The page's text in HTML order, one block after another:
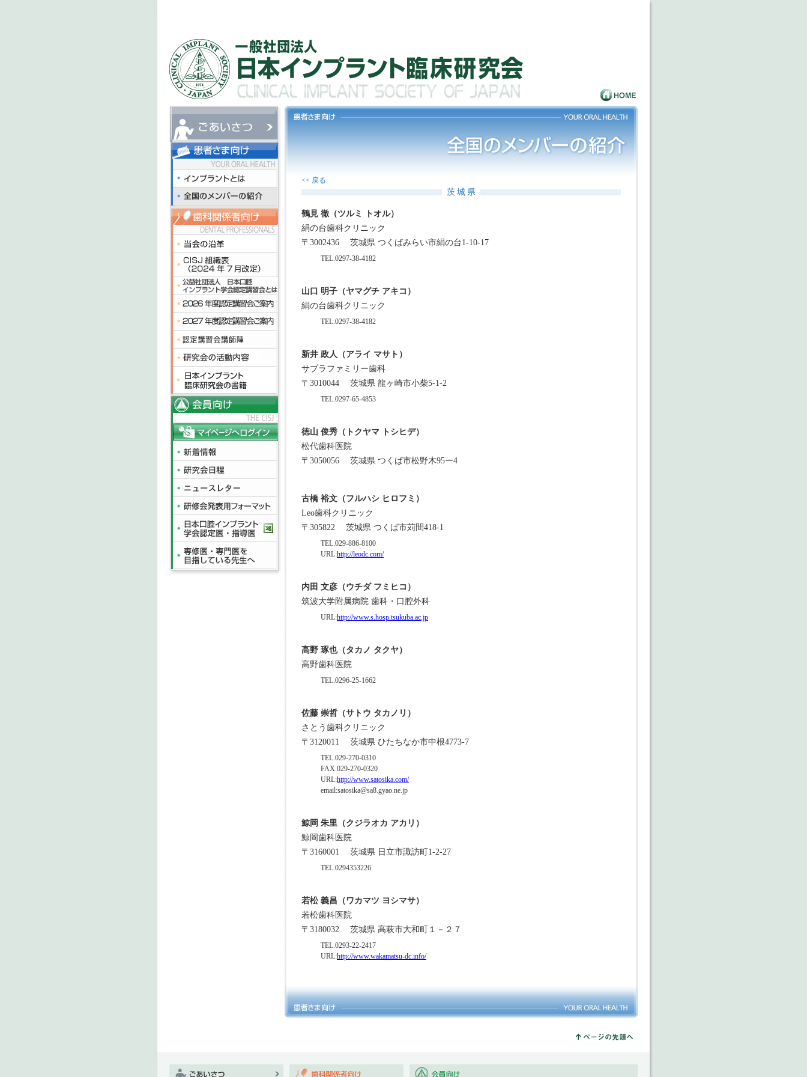
<< 戻る
茨城県
鶴見 徹（ツルミ トオル）
絹の台歯科クリニック
〒3002436 茨城県 つくばみらい市絹の台1-10-17
TEL.0297-38-4182
山口 明子（ヤマグチ アキコ）
絹の台歯科クリニック
TEL.0297-38-4182
新井 政人（アライ マサト）
サプラファミリー歯科
〒3010044 茨城県 龍ヶ崎市小柴5-1-2
TEL.0297-65-4853
徳山 俊秀（トクヤマ トシヒデ）
松代歯科医院
〒3050056 茨城県 つくば市松野木95ー4
古橋 裕文（フルハシ ヒロフミ）
Leo歯科クリニック
〒305822 茨城県 つくば市苅間418-1
TEL.029-886-8100
URL:http://leodc.com/
内田 文彦（ウチダ フミヒコ）
筑波大学附属病院 歯科・口腔外科
URL:http://www.s.hosp.tsukuba.ac.jp
高野 琢也（タカノ タクヤ）
高野歯科医院
TEL.0296-25-1662
佐藤 崇哲（サトウ タカノリ）
さとう歯科クリニック
〒3120011 茨城県 ひたちなか市中根4773-7
TEL.029-270-0310
FAX.029-270-0320
URL:http://www.satosika.com/
email:satosika@sa8.gyao.ne.jp
鯨岡 朱里（クジラオカ アカリ）
鯨岡歯科医院
〒3160001 茨城県 日立市諏訪町1-2-27
TEL.0294353226
若松 義昌（ワカマツ ヨシマサ）
若松歯科医院
〒3180032 茨城県 高萩市大和町１－２７
TEL.0293-22-2417
URL:http://www.wakamatsu-dc.info/